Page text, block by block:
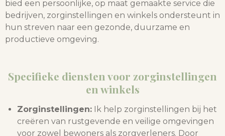
bied een persoonlijke, op maat gemaakte service die
bedrijven, zorginstellingen en winkels ondersteunt in
hun streven naar een gezonde, duurzame en
productieve omgeving.
Specifieke diensten voor zorginstellingen
en winkels
Zorginstellingen: Ik help zorginstellingen bij het
creëren van rustgevende en veilige omgevingen
voor zowel bewoners als zorgverleners. Door